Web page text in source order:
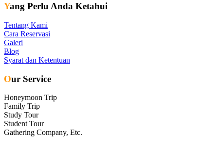
Yang Perlu Anda Ketahui
Tentang Kami
Cara Reservasi
Galeri
Blog
Syarat dan Ketentuan
Our Service
Honeymoon Trip
Family Trip
Study Tour
Student Tour
Gathering Company, Etc.